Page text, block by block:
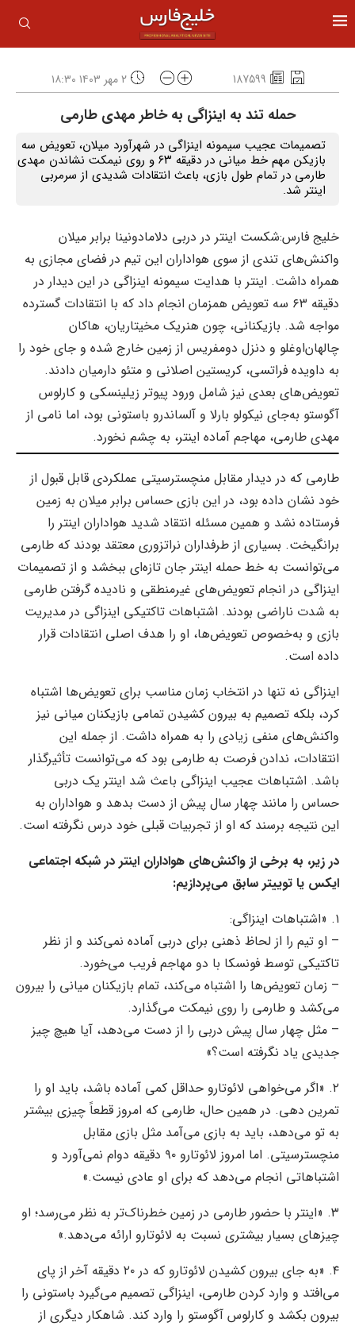
187599 ۲ مهر ۱۴۰۳ ۱۸:۳۰
حمله تند به اینزاگی به خاطر مهدی طارمی
تصمیمات عجیب سیمونه اینزاگی در شهرآورد میلان، تعویض سه
بازیکن مهم خط میانی در دقیقه ۶۳ و روی نیمکت نشاندن مهدی
طارمی در تمام طول بازی، باعث انتقادات شدیدی از سرمربی
اینتر شد.
خلیج فارس:شکست اینتر در دربی دلامادونینا برابر میلان
واکنش‌های تندی از سوی هواداران این تیم در فضای مجازی به
همراه داشت. اینتر با هدایت سیمونه اینزاگی در این دیدار در
دقیقه ۶۳ سه تعویض همزمان انجام داد که با انتقادات گسترده
مواجه شد. بازیکنانی، چون هنریک مخیتاریان، هاکان
چالهان‌اوغلو و دنزل دومفریس از زمین خارج شده و جای خود را
به داویده فراتسی، کریستین اصلانی و متئو دارمیان دادند.
تعویض‌های بعدی نیز شامل ورود پیوتر زیلینسکی و کارلوس
آگوستو به‌جای نیکولو بارلا و آلساندرو باستونی بود، اما نامی از
مهدی طارمی، مهاجم آماده اینتر، به چشم نخورد.
طارمی که در دیدار مقابل منچسترسیتی عملکردی قابل قبول از
خود نشان داده بود، در این بازی حساس برابر میلان به زمین
فرستاده نشد و همین مسئله انتقاد شدید هواداران اینتر را
برانگیخت. بسیاری از طرفداران نراتزوری معتقد بودند که طارمی
می‌توانست به خط حمله اینتر جان تازه‌ای ببخشد و از تصمیمات
اینزاگی در انجام تعویض‌های غیرمنطقی و نادیده گرفتن طارمی
به شدت ناراضی بودند. اشتباهات تاکتیکی اینزاگی در مدیریت
بازی و به‌خصوص تعویض‌ها، او را هدف اصلی انتقادات قرار
داده است.
اینزاگی نه تنها در انتخاب زمان مناسب برای تعویض‌ها اشتباه
کرد، بلکه تصمیم به بیرون کشیدن تمامی بازیکنان میانی نیز
واکنش‌های منفی زیادی را به همراه داشت. از جمله این
انتقادات، ندادن فرصت به طارمی بود که می‌توانست تأثیرگذار
باشد. اشتباهات عجیب اینزاگی باعث شد اینتر یک دربی
حساس را مانند چهار سال پیش از دست بدهد و هواداران به
این نتیجه برسند که او از تجربیات قبلی خود درس نگرفته است.
در زیر، به برخی از واکنش‌های هواداران اینتر در شبکه اجتماعی
ایکس یا توییتر سابق می‌پردازیم:
۱. «اشتباهات اینزاگی:
– او تیم را از لحاظ ذهنی برای دربی آماده نمی‌کند و از نظر
تاکتیکی توسط فونسکا با دو مهاجم فریب می‌خورد.
– زمان تعویض‌ها را اشتباه می‌کند، تمام بازیکنان میانی را بیرون
می‌کشد و طارمی را روی نیمکت می‌گذارد.
– مثل چهار سال پیش دربی را از دست می‌دهد، آیا هیچ چیز
جدیدی یاد نگرفته است؟»
۲. «اگر می‌خواهی لائوتارو حداقل کمی آماده باشد، باید او را
تمرین دهی. در همین حال، طارمی که امروز قطعاً چیزی بیشتر
به تو می‌دهد، باید به بازی می‌آمد مثل بازی مقابل
منچسترسیتی. اما امروز لائوتارو ۹۰ دقیقه دوام نمی‌آورد و
اشتباهاتی انجام می‌دهد که برای او عادی نیست.»
۳. «اینتر با حضور طارمی در زمین خطرناک‌تر به نظر می‌رسد؛ او
چیز‌های بسیار بیشتری نسبت به لائوتارو ارائه می‌دهد.»
۴. «به جای بیرون کشیدن لائوتارو که در ۲۰ دقیقه آخر از پای
می‌افتد و وارد کردن طارمی، اینزاگی تصمیم می‌گیرد باستونی را
بیرون بکشد و کارلوس آگوستو را وارد کند. شاهکار دیگری از